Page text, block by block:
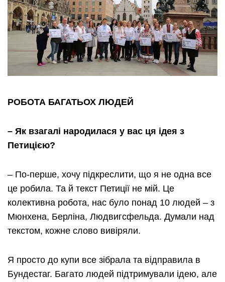
РОБОТА БАГАТЬОХ ЛЮДЕЙ
– Як взагалі народилася у вас ця ідея з
Петицією?
– По-перше, хочу підкреслити, що я не одна все
це робила. Та й текст Петиції не мій. Це
колективна робота, нас було понад 10 людей – з
Мюнхена, Берліна, Людвигсфельда. Думали над
текстом, кожне слово вивіряли.
Я просто до купи все зібрала та відправила в
Бундестаг. Багато людей підтримували ідею, але